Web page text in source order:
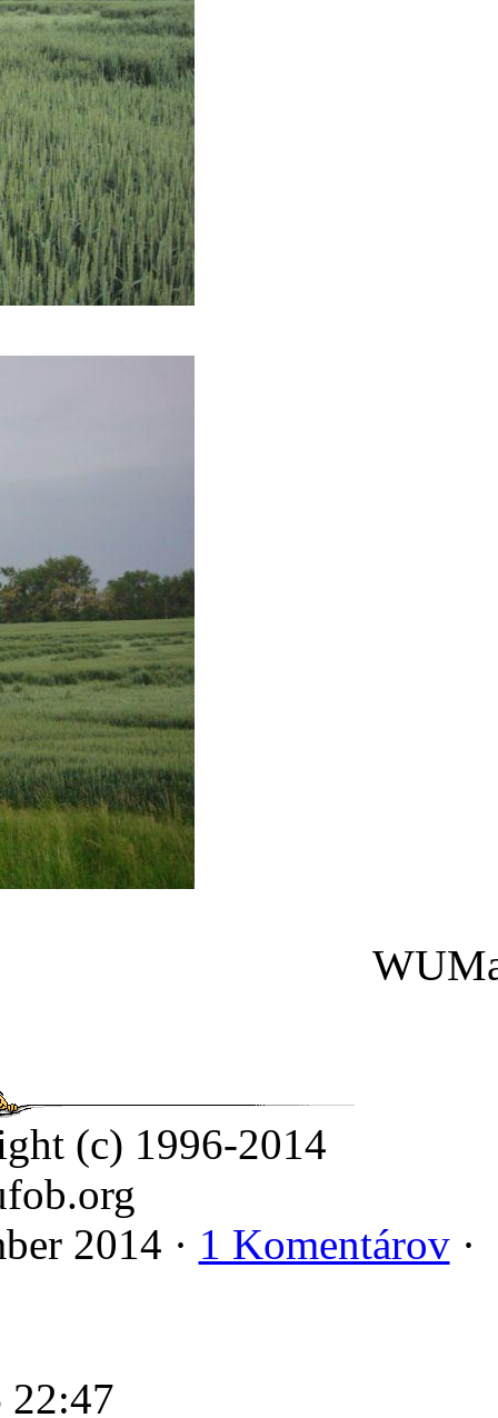
(c) 1996-2014
2014 · 1 Komentárov·
22:47